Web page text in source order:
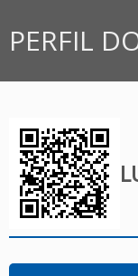
PERFIL